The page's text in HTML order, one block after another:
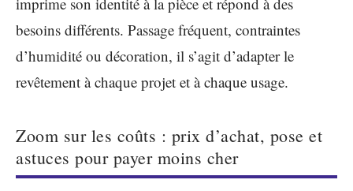
besoins différents. Passage fréquent, contraintes
d’humidité ou décoration, il s’agit d’adapter le
revêtement à chaque projet et à chaque usage.
Zoom sur les coûts : prix d’achat, pose et
astuces pour payer moins cher